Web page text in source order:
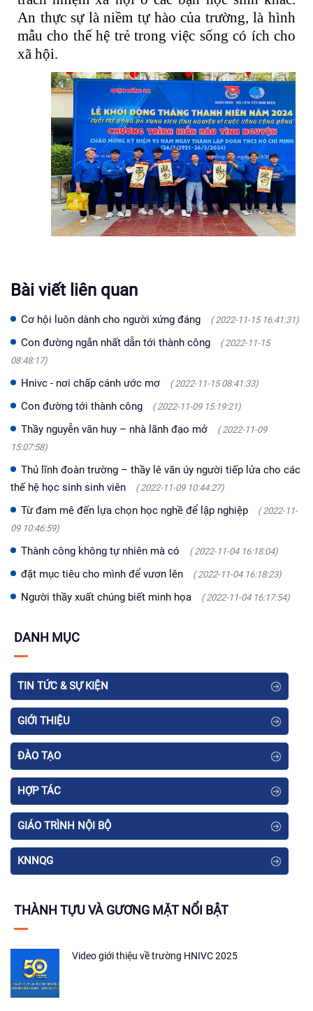
An thực sự là niềm tự hào của trường, là hình
mẫu cho thế hệ trẻ trong việc sống có ích cho
xã hội.
Bài viết liên quan
Cơ hội luôn dành cho người xứng đáng ( 2022-11-15 16:41:31)
Con đường ngắn nhất dẫn tới thành công
( 2022-11-15
08:48:17)
Hnivc - nơi chấp cánh ước mơ ( 2022-11-15 08:41:33)
Con đường tới thành công ( 2022-11-09 15:19:21)
Thầy nguyễn văn huy – nhà lãnh đạo mở
( 2022-11-09
15:07:58)
Thủ lĩnh đoàn trường – thầy lê văn úy người tiếp lửa cho các
thế hệ học sinh sinh viên
( 2022-11-09 10:44:27)
Từ đam mê đến lựa chọn học nghề để lập nghiệp
( 2022-11-
09 10:46:59)
Thành công không tự nhiên mà có ( 2022-11-04 16:18:04)
đặt mục tiêu cho mình để vươn lên ( 2022-11-04 16:18:23)
Người thầy xuất chúng biết minh họa ( 2022-11-04 16:17:54)
DANH MỤC
TIN TỨC & SỰ KIỆN
GIỚI THIỆU
ĐÀO TẠO
HỢP TÁC
GIÁO TRÌNH NỘI BỘ
KNNQG
THÀNH TỰU VÀ GƯƠNG MẶT NỔI BẬT
Video giới thiệu về trường HNIVC 2025